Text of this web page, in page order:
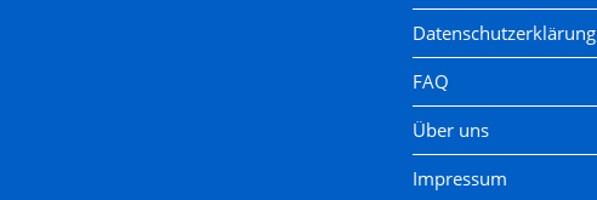
Datenschutzerklärung
FAQ
Über uns
Impressum